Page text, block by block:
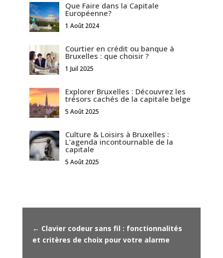
Que Faire dans la Capitale
Européenne?
1 Août 2024
Courtier en crédit ou banque à
Bruxelles : que choisir ?
1 Juil 2025
Explorer Bruxelles : Découvrez les
trésors cachés de la capitale belge
5 Août 2025
Culture & Loisirs à Bruxelles :
L’agenda incontournable de la
capitale
5 Août 2025
← Clavier codeur sans fil : fonctionnalités
et critères de choix pour votre alarme